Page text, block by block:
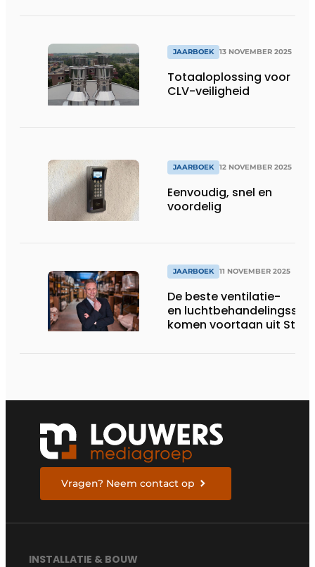
JAARBOEK 13 NOVEMBER 2025
Totaaloplossing voor
CLV-veiligheid
JAARBOEK 12 NOVEMBER 2025
Eenvoudig, snel en
voordelig
JAARBOEK 11 NOVEMBER 2025
De beste ventilatie-
en
komen voortaan uit
Vragen? Neem contact op
INSTALLATIE & BOUW